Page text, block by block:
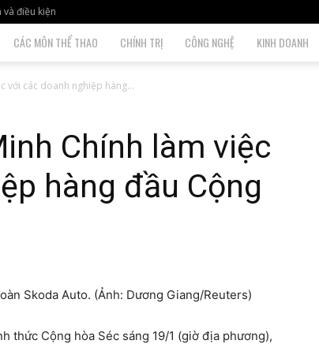
điều kiện
CÁC MÔN THỂ THAO CHÍNH TRỊ CÔNG NGHỆ KINH DOANH
với các doanh nghiệp hàng...
Chính làm việc
hàng đầu Cộng
Skoda Auto. (Ảnh: Dương Giang/Reuters)
thức Cộng hòa Séc sáng 19/1 (giờ địa phương),